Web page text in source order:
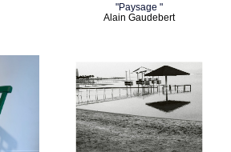
"Paysage "
Alain Gaudebert